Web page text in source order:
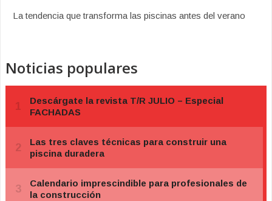
La tendencia que transforma las piscinas antes del verano
Noticias populares